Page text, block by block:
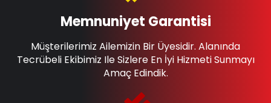
Memnuniyet Garantisi
Müşterilerimiz Ailemizin Bir Üyesidir. Alanında
Tecrübeli Ekibimiz Ile Sizlere En İyi Hizmeti Sunmayı
Amaç Edindik.